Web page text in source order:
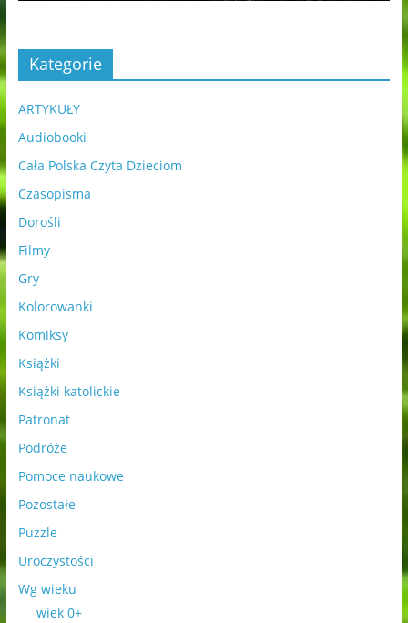
Kategorie
ARTYKUŁY
Audiobooki
Cała Polska Czyta Dzieciom
Czasopisma
Dorośli
Filmy
Gry
Kolorowanki
Komiksy
Książki
Książki katolickie
Patronat
Podróże
Pomoce naukowe
Pozostałe
Puzzle
Uroczystości
Wg wieku
wiek 0+